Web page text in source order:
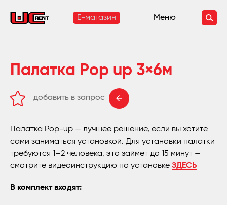
E-магазин Меню
Палатка Рop up 3×6м
добавить в запрос
Палатка Рop-up — лучшее решение, если вы хотите
сами заниматься установкой. Для установки палатки
требуются 1–2 человека, это займет до 15 минут —
смотрите видеоинструкцию по установке ЗДЕСЬ
В комплект входят: